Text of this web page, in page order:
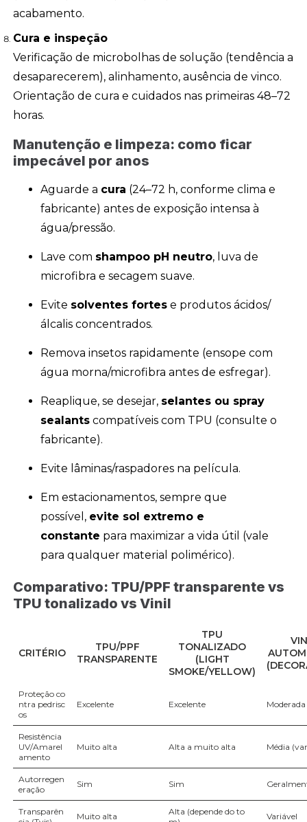
acabamento.
Cura e inspeção
Verificação de microbolhas de solução (tendência a
desaparecerem), alinhamento, ausência de vinco.
Orientação de cura e cuidados nas primeiras 48–72
horas.
Manutenção e limpeza: como ficar
impecável por anos
Aguarde a cura (24–72 h, conforme clima e
fabricante) antes de exposição intensa à
água/pressão.
Lave com shampoo pH neutro, luva de
microfibra e secagem suave.
Evite solventes fortes e produtos ácidos/
álcalis concentrados.
Remova insetos rapidamente (ensope com
água morna/microfibra antes de esfregar).
Reaplique, se desejar, selantes ou spray
sealants compatíveis com TPU (consulte o
fabricante).
Evite lâminas/raspadores na película.
Em estacionamentos, sempre que
possível, evite sol extremo e
constante para maximizar a vida útil (vale
para qualquer material polimérico).
Comparativo: TPU/PPF transparente vs
TPU tonalizado vs Vinil
CRITÉRIO
TPU/PPF
TRANSPARENTE
TPU
TONALIZADO
(LIGHT
SMOKE/YELLOW)
Proteção co
ntra pedrisc
os
Excelente Excelente Moderada
Resistência
UV/Amarel
amento
Muito alta Alta a muito alta Média
Autorregen
eração
Sim Sim
Transparên
Muito alta
Alta (depende do to
Variável